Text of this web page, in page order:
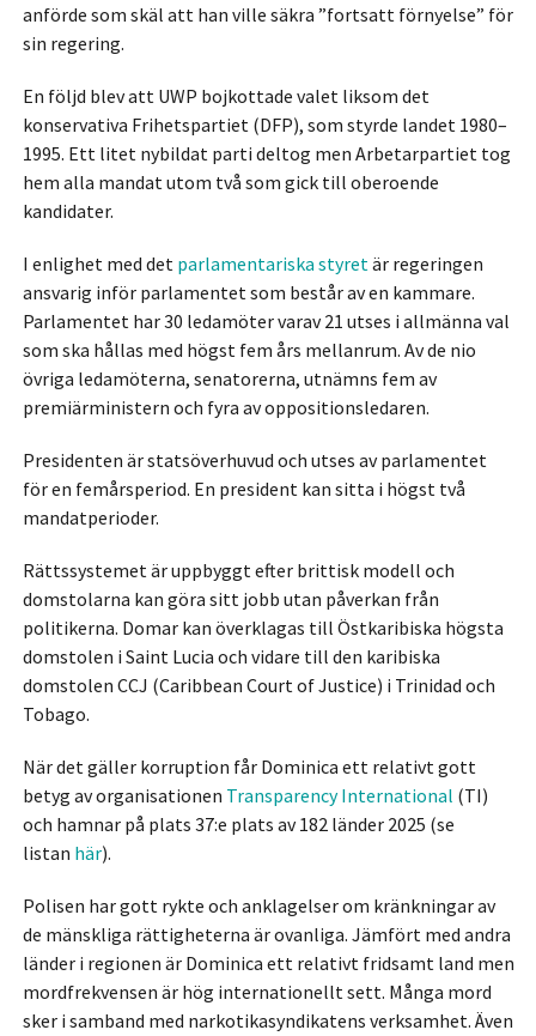
anförde som skäl att han ville säkra ”fortsatt förnyelse” för
sin regering.
En följd blev att UWP bojkottade valet liksom det
konservativa Frihetspartiet (DFP), som styrde landet 1980–
1995. Ett litet nybildat parti deltog men Arbetarpartiet tog
hem alla mandat utom två som gick till oberoende
kandidater.
I enlighet med det parlamentariska styretär regeringen
ansvarig inför parlamentet som består av en kammare.
Parlamentet har 30 ledamöter varav 21 utses i allmänna val
som ska hållas med högst fem års mellanrum. Av de nio
övriga ledamöterna, senatorerna, utnämns fem av
premiärministern och fyra av oppositionsledaren.
Presidenten är statsöverhuvud och utses av parlamentet
för en femårsperiod. En president kan sitta i högst två
mandatperioder.
Rättssystemet är uppbyggt efter brittisk modell och
domstolarna kan göra sitt jobb utan påverkan från
politikerna. Domar kan överklagas till Östkaribiska högsta
domstolen i Saint Lucia och vidare till den karibiska
domstolen CCJ (Caribbean Court of Justice) i Trinidad och
Tobago.
När det gäller korruption får Dominica ett relativt gott
betyg av organisationen Transparency International (TI)
och hamnar på plats 37:e plats av 182 länder 2025 (se
listan här).
Polisen har gott rykte och anklagelser om kränkningar av
de mänskliga rättigheterna är ovanliga. Jämfört med andra
länder i regionen är Dominica ett relativt fridsamt land men
mordfrekvensen är hög internationellt sett. Många mord
sker i samband med narkotikasyndikatens verksamhet. Även